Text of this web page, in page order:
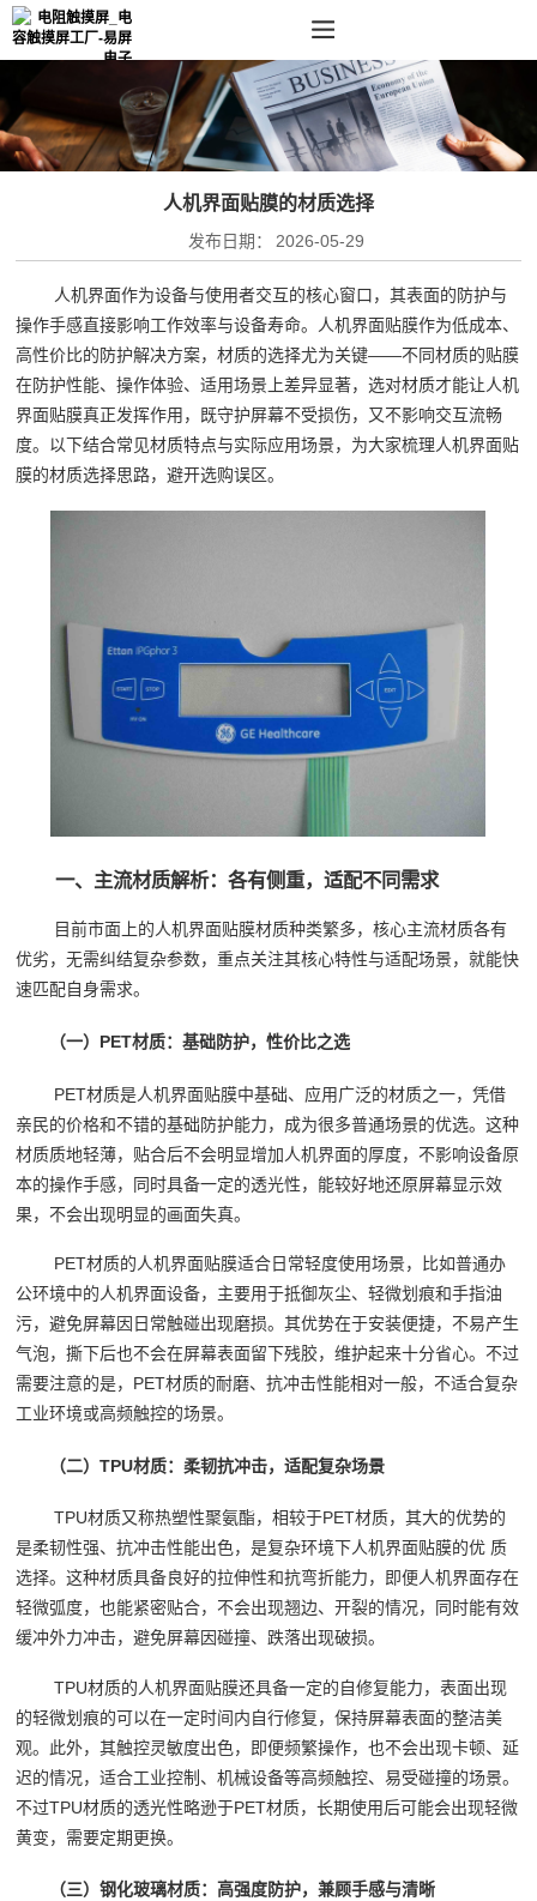
人机界面贴膜的材质选择
发布日期： 2026-05-29
人机界面作为设备与使用者交互的核心窗口，其表面的防护与
操作手感直接影响工作效率与设备寿命。人机界面贴膜作为低成本、
高性价比的防护解决方案，材质的选择尤为关键——不同材质的贴膜
在防护性能、操作体验、适用场景上差异显著，选对材质才能让人机
界面贴膜真正发挥作用，既守护屏幕不受损伤，又不影响交互流畅
度。以下结合常见材质特点与实际应用场景，为大家梳理人机界面贴
膜的材质选择思路，避开选购误区。
一、主流材质解析：各有侧重，适配不同需求
目前市面上的人机界面贴膜材质种类繁多，核心主流材质各有
优劣，无需纠结复杂参数，重点关注其核心特性与适配场景，就能快
速匹配自身需求。
（一）PET材质：基础防护，性价比之选
PET材质是人机界面贴膜中基础、应用广泛的材质之一，凭借
亲民的价格和不错的基础防护能力，成为很多普通场景的优选。这种
材质质地轻薄，贴合后不会明显增加人机界面的厚度，不影响设备原
本的操作手感，同时具备一定的透光性，能较好地还原屏幕显示效
果，不会出现明显的画面失真。
PET材质的人机界面贴膜适合日常轻度使用场景，比如普通办
公环境中的人机界面设备，主要用于抵御灰尘、轻微划痕和手指油
污，避免屏幕因日常触碰出现磨损。其优势在于安装便捷，不易产生
气泡，撕下后也不会在屏幕表面留下残胶，维护起来十分省心。不过
需要注意的是，PET材质的耐磨、抗冲击性能相对一般，不适合复杂
工业环境或高频触控的场景。
（二）TPU材质：柔韧抗冲击，适配复杂场景
TPU材质又称热塑性聚氨酯，相较于PET材质，其大的优势的
是柔韧性强、抗冲击性能出色，是复杂环境下人机界面贴膜的优 质
选择。这种材质具备良好的拉伸性和抗弯折能力，即便人机界面存在
轻微弧度，也能紧密贴合，不会出现翘边、开裂的情况，同时能有效
缓冲外力冲击，避免屏幕因碰撞、跌落出现破损。
TPU材质的人机界面贴膜还具备一定的自修复能力，表面出现
的轻微划痕的可以在一定时间内自行修复，保持屏幕表面的整洁美
观。此外，其触控灵敏度出色，即便频繁操作，也不会出现卡顿、延
迟的情况，适合工业控制、机械设备等高频触控、易受碰撞的场景。
不过TPU材质的透光性略逊于PET材质，长期使用后可能会出现轻微
黄变，需要定期更换。
（三）钢化玻璃材质：高强度防护，兼顾手感与清晰